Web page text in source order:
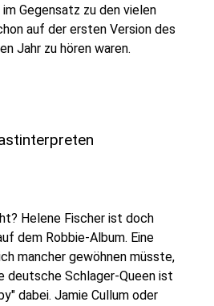
Gegensatz zu den vielen
auf der ersten Version des
Jahr zu hören waren.
Helene Fischer ist doch
dem Robbie-Album. Eine
mancher gewöhnen müsste,
deutsche Schlager-Queen ist
dabei. Jamie Cullum oder